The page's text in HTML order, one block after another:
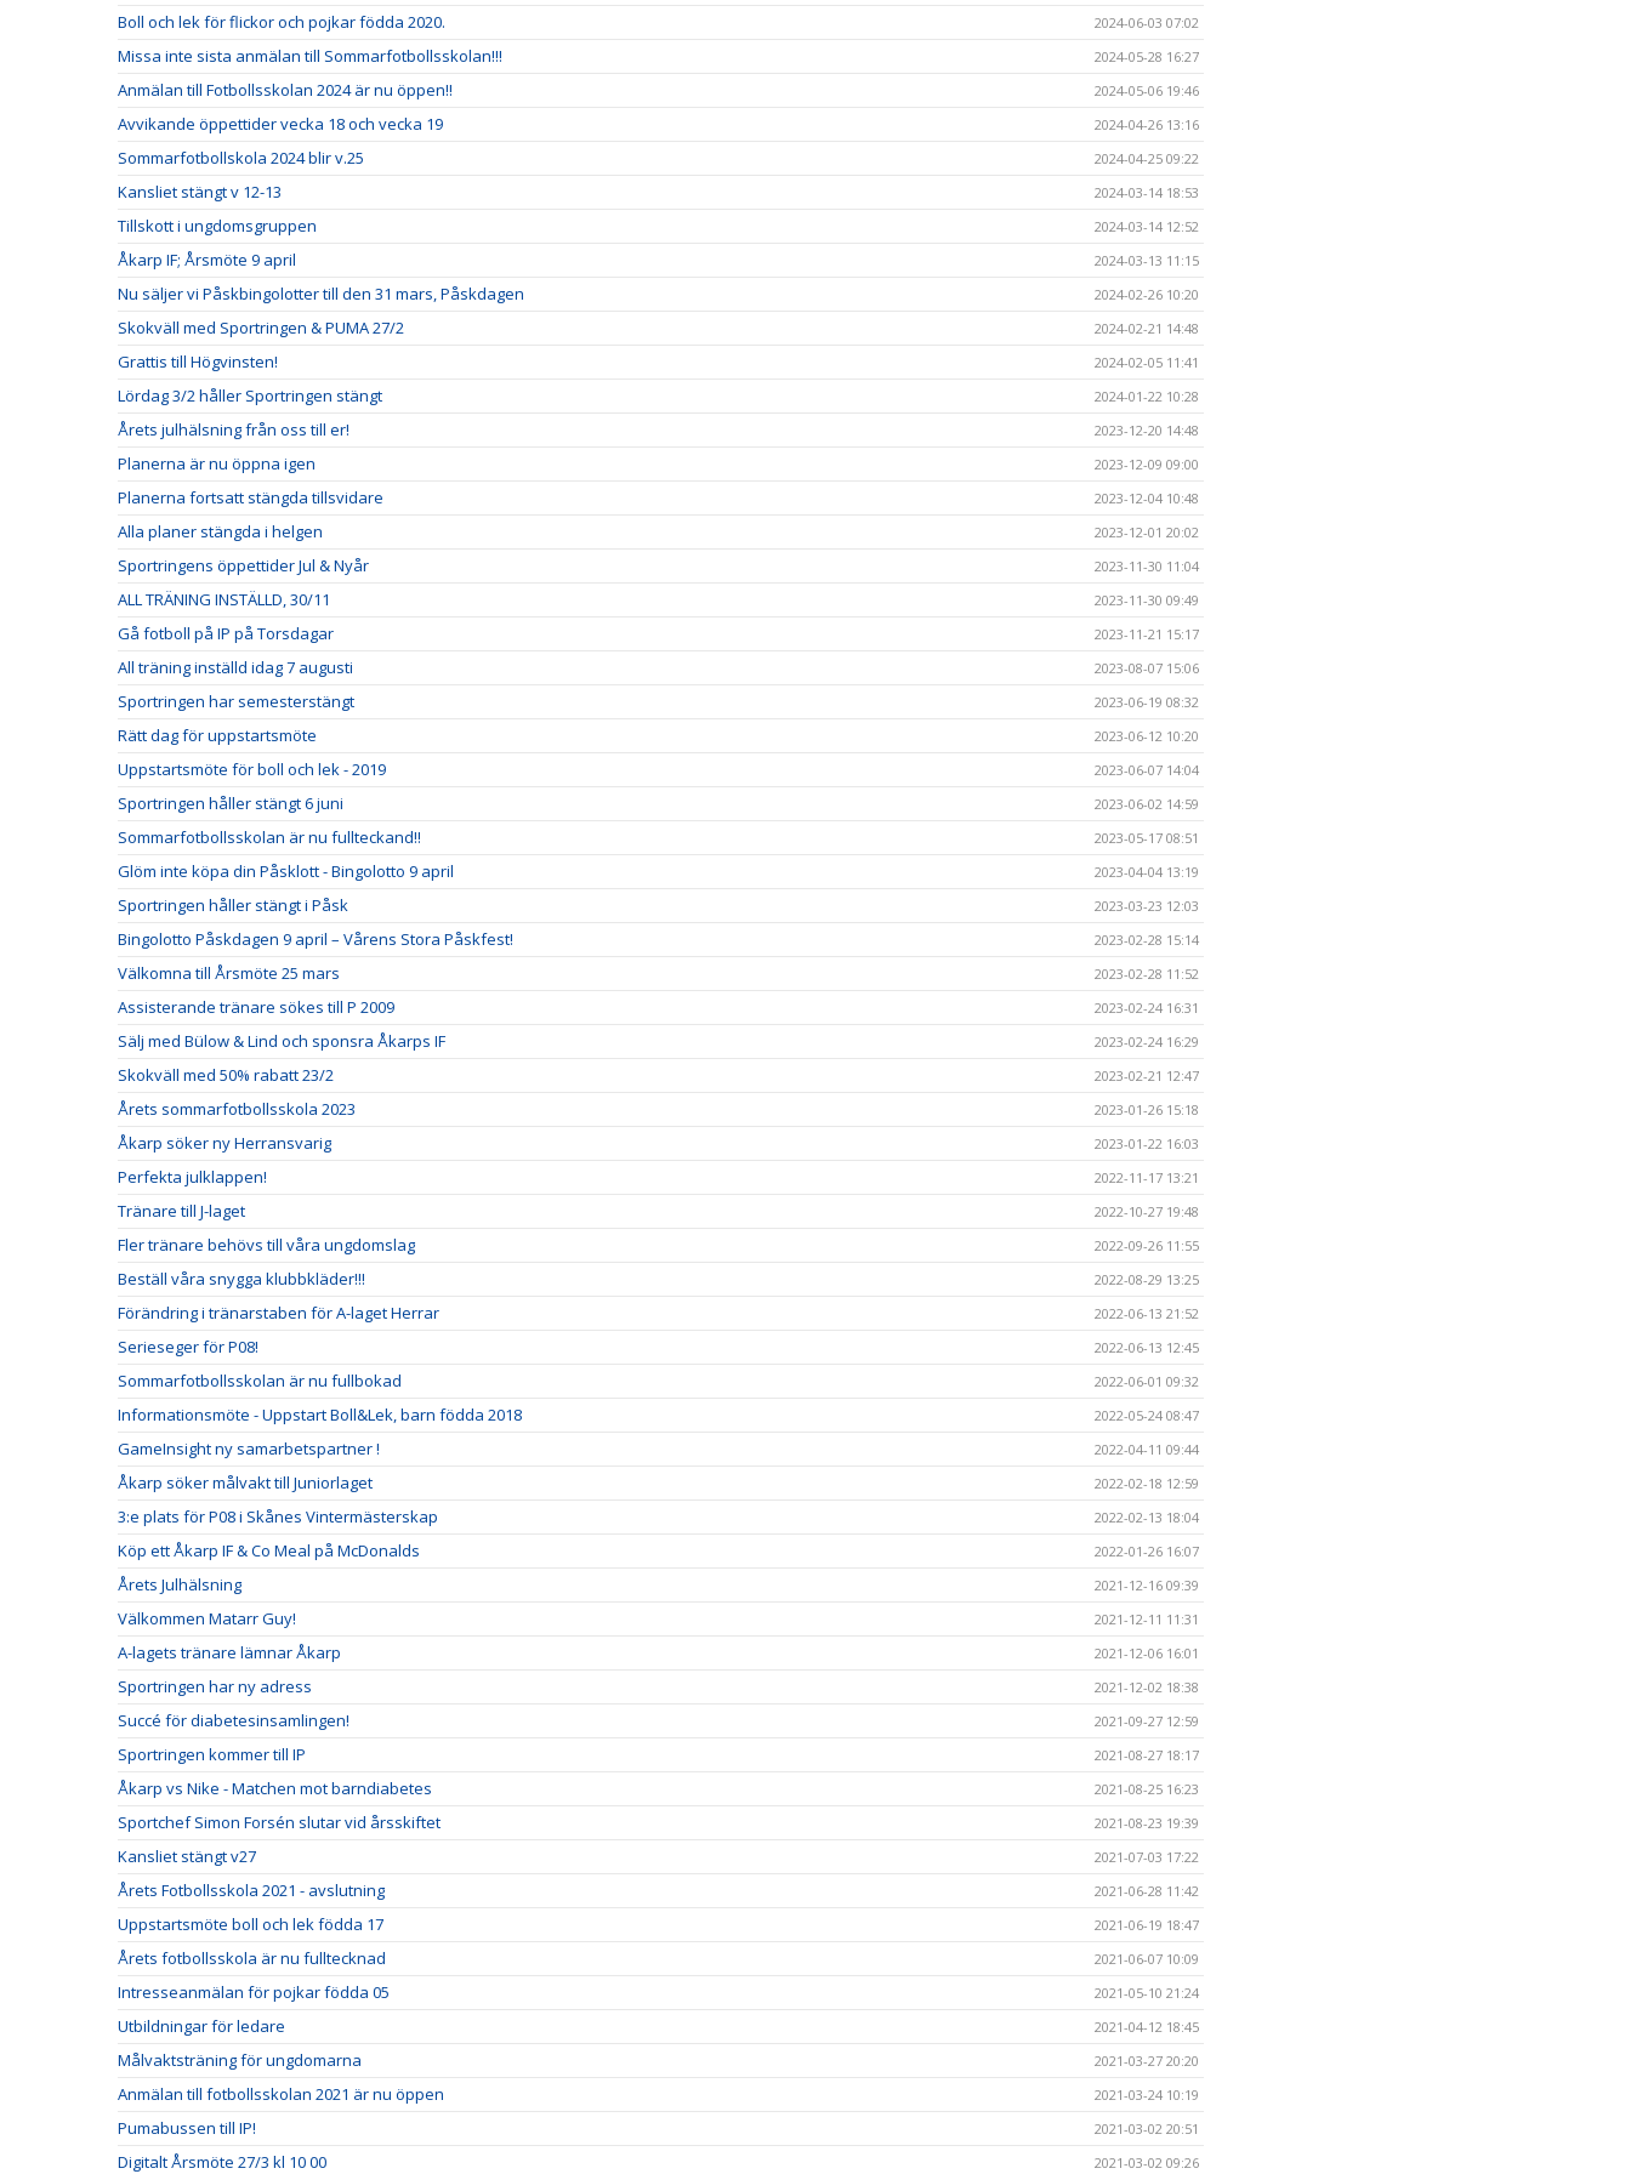
Boll och lek för flickor och pojkar födda 2020. 2024-06-03 07:02
Missa inte sista anmälan till Sommarfotbollsskolan!!! 2024-05-28 16:27
Anmälan till Fotbollsskolan 2024 är nu öppen!! 2024-05-06 19:46
Avvikande öppettider vecka 18 och vecka 19 2024-04-26 13:16
Sommarfotbollskola 2024 blir v.25 2024-04-25 09:22
Kansliet stängt v 12-13 2024-03-14 18:53
Tillskott i ungdomsgruppen 2024-03-14 12:52
Åkarp IF; Årsmöte 9 april 2024-03-13 11:15
Nu säljer vi Påskbingolotter till den 31 mars, Påskdagen 2024-02-26 10:20
Skokväll med Sportringen & PUMA 27/2 2024-02-21 14:48
Grattis till Högvinsten! 2024-02-05 11:41
Lördag 3/2 håller Sportringen stängt 2024-01-22 10:28
Årets julhälsning från oss till er! 2023-12-20 14:48
Planerna är nu öppna igen 2023-12-09 09:00
Planerna fortsatt stängda tillsvidare 2023-12-04 10:48
Alla planer stängda i helgen 2023-12-01 20:02
Sportringens öppettider Jul & Nyår 2023-11-30 11:04
ALL TRÄNING INSTÄLLD, 30/11 2023-11-30 09:49
Gå fotboll på IP på Torsdagar 2023-11-21 15:17
All träning inställd idag 7 augusti 2023-08-07 15:06
Sportringen har semesterstängt 2023-06-19 08:32
Rätt dag för uppstartsmöte 2023-06-12 10:20
Uppstartsmöte för boll och lek - 2019 2023-06-07 14:04
Sportringen håller stängt 6 juni 2023-06-02 14:59
Sommarfotbollsskolan är nu fullteckand!! 2023-05-17 08:51
Glöm inte köpa din Påsklott - Bingolotto 9 april 2023-04-04 13:19
Sportringen håller stängt i Påsk 2023-03-23 12:03
Bingolotto Påskdagen 9 april – Vårens Stora Påskfest! 2023-02-28 15:14
Välkomna till Årsmöte 25 mars 2023-02-28 11:52
Assisterande tränare sökes till P 2009 2023-02-24 16:31
Sälj med Bülow & Lind och sponsra Åkarps IF 2023-02-24 16:29
Skokväll med 50% rabatt 23/2 2023-02-21 12:47
Årets sommarfotbollsskola 2023 2023-01-26 15:18
Åkarp söker ny Herransvarig 2023-01-22 16:03
Perfekta julklappen! 2022-11-17 13:21
Tränare till J-laget 2022-10-27 19:48
Fler tränare behövs till våra ungdomslag 2022-09-26 11:55
Beställ våra snygga klubbkläder!!! 2022-08-29 13:25
Förändring i tränarstaben för A-laget Herrar 2022-06-13 21:52
Serieseger för P08! 2022-06-13 12:45
Sommarfotbollsskolan är nu fullbokad 2022-06-01 09:32
Informationsmöte - Uppstart Boll&Lek, barn födda 2018 2022-05-24 08:47
GameInsight ny samarbetspartner ! 2022-04-11 09:44
Åkarp söker målvakt till Juniorlaget 2022-02-18 12:59
3:e plats för P08 i Skånes Vintermästerskap 2022-02-13 18:04
Köp ett Åkarp IF & Co Meal på McDonalds 2022-01-26 16:07
Årets Julhälsning 2021-12-16 09:39
Välkommen Matarr Guy! 2021-12-11 11:31
A-lagets tränare lämnar Åkarp 2021-12-06 16:01
Sportringen har ny adress 2021-12-02 18:38
Succé för diabetesinsamlingen! 2021-09-27 12:59
Sportringen kommer till IP 2021-08-27 18:17
Åkarp vs Nike - Matchen mot barndiabetes 2021-08-25 16:23
Sportchef Simon Forsén slutar vid årsskiftet 2021-08-23 19:39
Kansliet stängt v27 2021-07-03 17:22
Årets Fotbollsskola 2021 - avslutning 2021-06-28 11:42
Uppstartsmöte boll och lek födda 17 2021-06-19 18:47
Årets fotbollsskola är nu fulltecknad 2021-06-07 10:09
Intresseanmälan för pojkar födda 05 2021-05-10 21:24
Utbildningar för ledare 2021-04-12 18:45
Målvaktsträning för ungdomarna 2021-03-27 20:20
Anmälan till fotbollsskolan 2021 är nu öppen 2021-03-24 10:19
Pumabussen till IP! 2021-03-02 20:51
Digitalt Årsmöte 27/3 kl 10 00 2021-03-02 09:26